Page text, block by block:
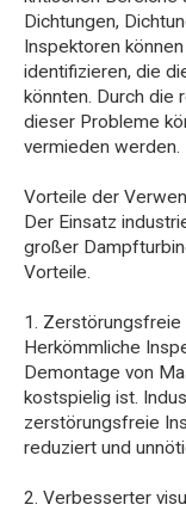
Dichtungen,
Inspektoren
identifizieren, die
könnten. Durch die
dieser Probleme
vermieden werden.
Vorteile der
Der Einsatz
großer
Vorteile.
1. Zerstörungsfreie
Herkömmliche
Demontage von
kostspielig ist.
zerstörungsfreie
reduziert und
2. Verbesserter